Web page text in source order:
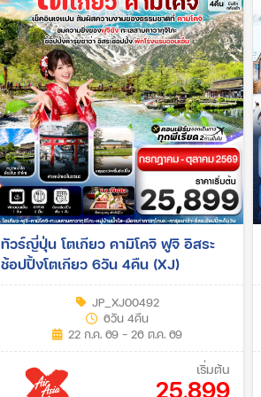
ทัวร์ญี่ปุ่น โตเกียว คามิโคจิ ฟูจิ อิสระ
ช้อปปิ้งโตเกียว 6วัน 4คืน (XJ)
JP_XJ00492
6วัน 4คืน
22 ก.ค. 69 - 26 ต.ค. 69
เริ่มต้น
25,899